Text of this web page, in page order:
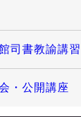
司書教諭講習
・公開講座